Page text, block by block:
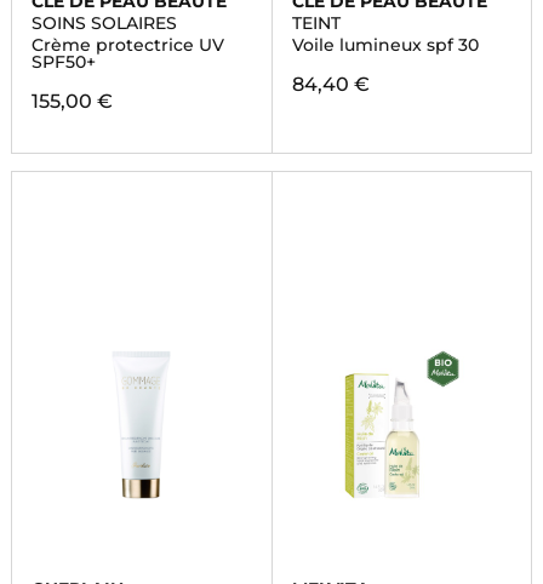
SOINS SOLAIRES
Crème protectrice UV
SPF50+
155,00 €
TEINT
Voile lumineux spf 30
84,40 €